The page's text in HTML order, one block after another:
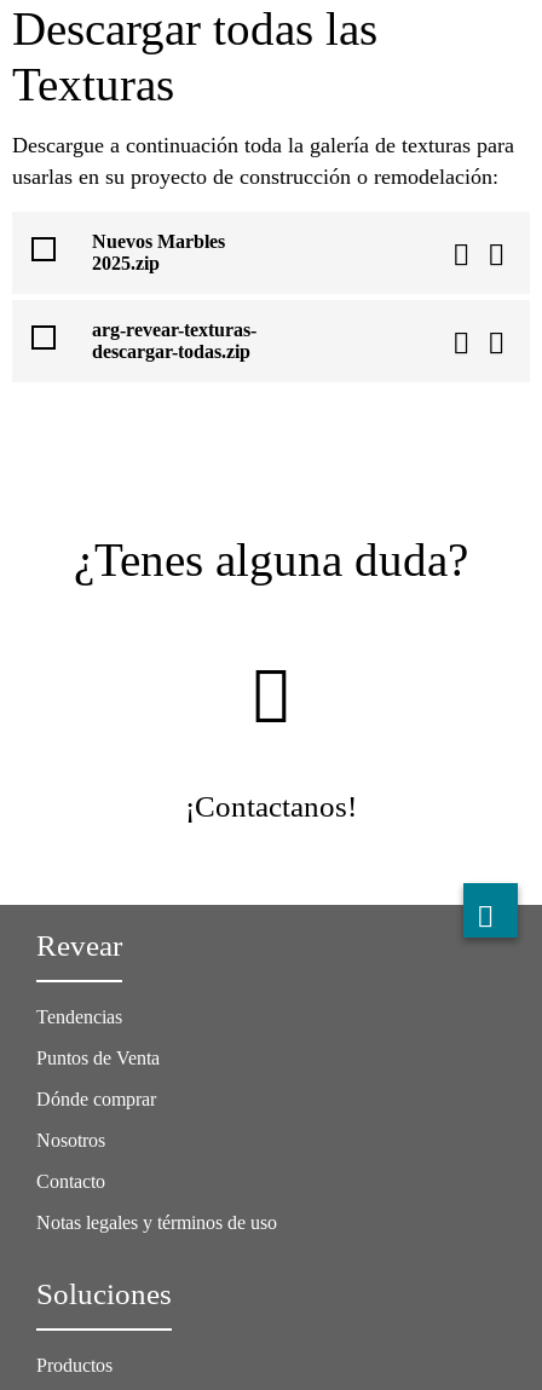
Descargar todas las
Texturas
Descargue a continuación toda la galería de texturas para
usarlas en su proyecto de construcción o remodelación:
Nuevos Marbles
2025.zip
arg-revear-texturas-
descargar-todas.zip
¿Tenes alguna duda?
¡Contactanos!
Revear
Tendencias
Puntos de Venta
Dónde comprar
Nosotros
Contacto
Notas legales y términos de uso
Soluciones
Productos